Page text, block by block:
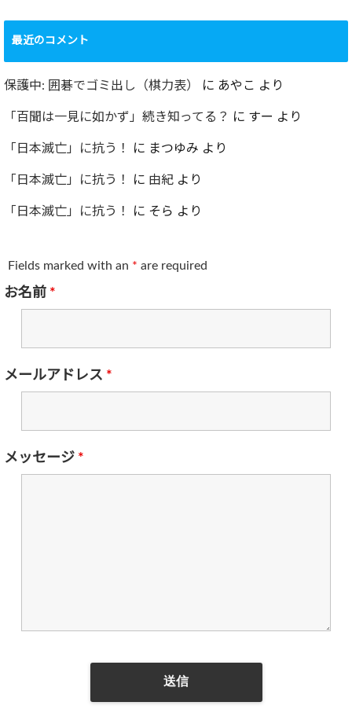
最近のコメント
保護中: 囲碁でゴミ出し（棋力表） に あやこ より
「百聞は一見に如かず」続き知ってる？ に すー より
「日本滅亡」に抗う！ に まつゆみ より
「日本滅亡」に抗う！ に 由紀 より
「日本滅亡」に抗う！ に そら より
Fields marked with an * are required
お名前 *
メールアドレス *
メッセージ *